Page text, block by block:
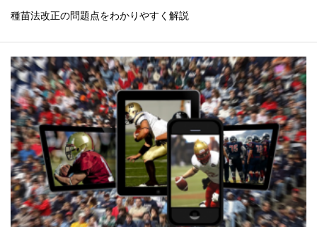
種苗法改正の問題点をわかりやすく解説